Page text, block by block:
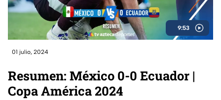
9:53
01 julio, 2024
Resumen: México 0-0 Ecuador |
Copa América 2024